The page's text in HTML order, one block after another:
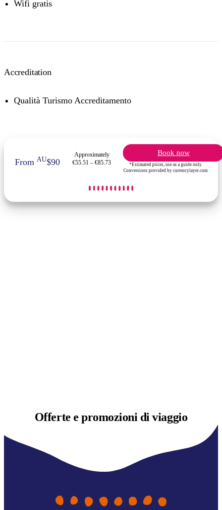
Wifi gratis
Accreditation
Qualità Turismo Accreditamento
From AU$90
Approximately
€55.51 – €85.73
Book now
*Estimated prices, use as a guide only.
Conversions provided by currencylayer.com
Offerte epromozioni di viaggio